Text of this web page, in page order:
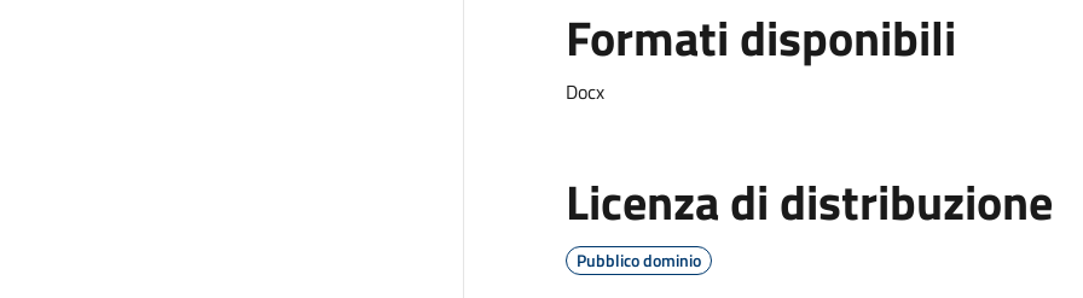
Formati disponibili
Docx
Licenza di distribuzione
Pubblico dominio